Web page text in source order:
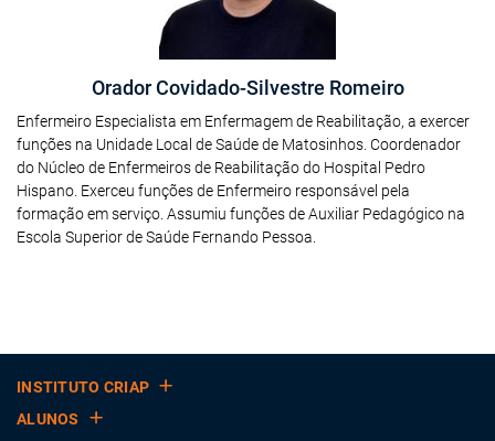
Orador Covidado-Silvestre Romeiro
Enfermeiro Especialista em Enfermagem de Reabilitação, a exercer
funções na Unidade Local de Saúde de Matosinhos. Coordenador
do Núcleo de Enfermeiros de Reabilitação do Hospital Pedro
Hispano. Exerceu funções de Enfermeiro responsável pela
formação em serviço. Assumiu funções de Auxiliar Pedagógico na
Escola Superior de Saúde Fernando Pessoa.
INSTITUTO CRIAP
ALUNOS